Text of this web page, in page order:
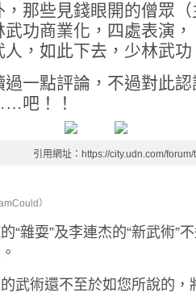
，那些見錢眼開的僧眾
武功商業化，四處表演
人，如此下去，少林武
過一點評論，不過對此
吧！！
引用網址：https://city.udn.com/
）
“雜耍”及李連杰的“新武術”
武術還不至於如您所說的